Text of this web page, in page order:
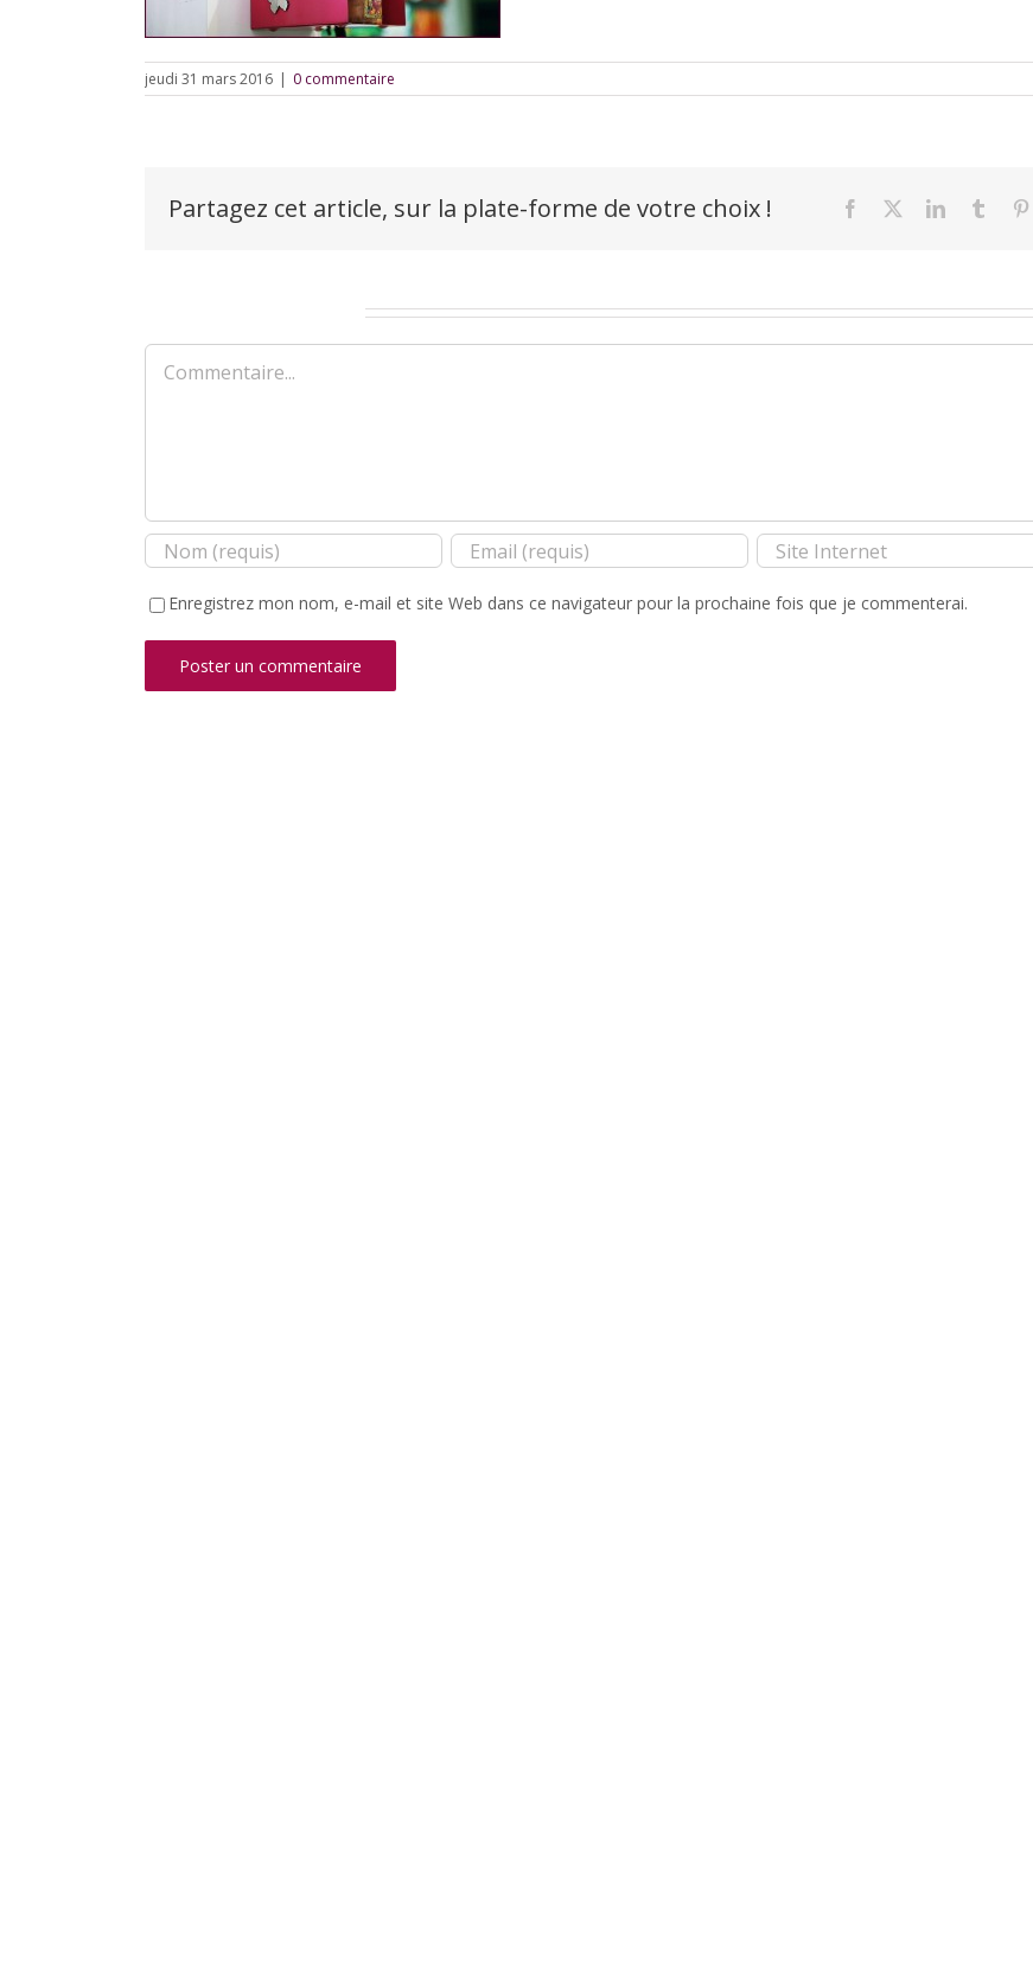
jeudi 31 mars 2016 | 0 commentaire
Partagez cet article, sur la plate-forme de votre choix ! Facebook LinkedInTumblr
Commentaire
Enregistrez mon nom, e-mail et site Web dans ce navigateur pour la prochaine fois que je commenterai.